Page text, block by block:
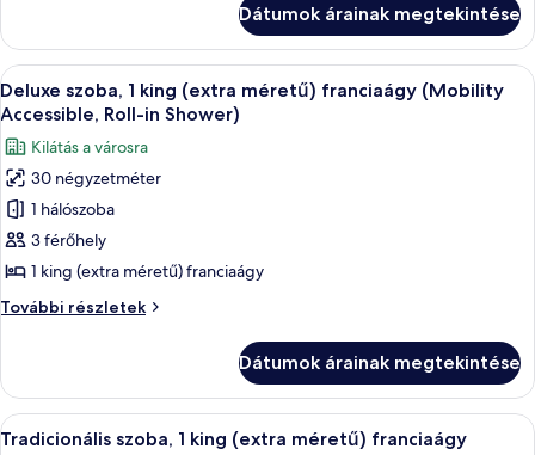
méretű)
franciaágy
(Mobility
Accessible,
Roll-
In
Shower)
(extra
méretű)
franciaágy
(Mobility
Roll-
In
Shower)
további
részletei
Dátumok árainak megtekintése
A
következő
szoba
összes
képének
megtekintése:
Deluxe
szoba,
1
king
méretű)
franciaágy
(Mobility
Egy modern szállodai szoba,
6
Deluxe szoba, 1 king (extra méretű) franciaágy (Mobility
Accessible, Roll-in Shower)
Kilátás a városra
30 négyzetméter
1 hálószoba
3 férőhely
1 king (extra méretű) franciaágy
További részletek
Deluxe
(extra
méretű)
franciaágy
Dátumok árainak megtekintése
A
Egy modern szállodai szoba,
3
Tradicionális szoba, 1 king (extra méretű) franciaágy